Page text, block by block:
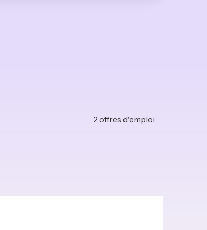
2 offres d'emploi